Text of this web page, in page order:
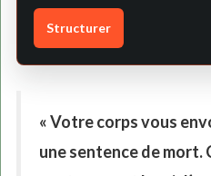
Structurer
« Votre corps vous
une sentence de mort.